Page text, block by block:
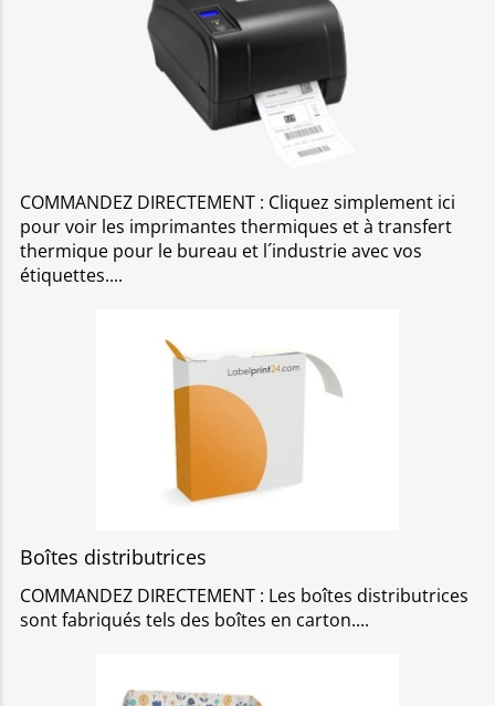
COMMANDEZ DIRECTEMENT : Cliquez simplement ici
pour voir les imprimantes thermiques et à transfert
thermique pour le bureau et l´industrie avec vos
étiquettes.
Boîtes distributrices
COMMANDEZ DIRECTEMENT : Les boîtes distributrices
sont fabriqués tels des boîtes en carton.